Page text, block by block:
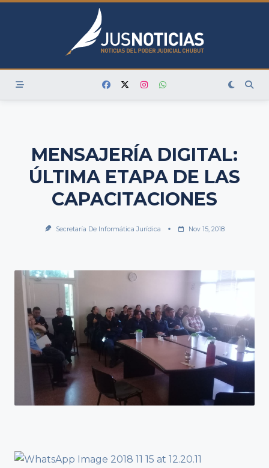
Skip
MENSAJERÍA DIGITAL:
ÚLTIMA ETAPA DE LAS
CAPACITACIONES
Secretaría De Informática Jurídica Nov 15, 2018